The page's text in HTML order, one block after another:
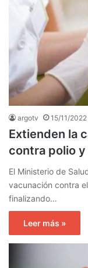
argotv 15/11/2022
Extienden la
contra polio y
El Ministerio de
vacunación contra
finalizando…
Leer más »